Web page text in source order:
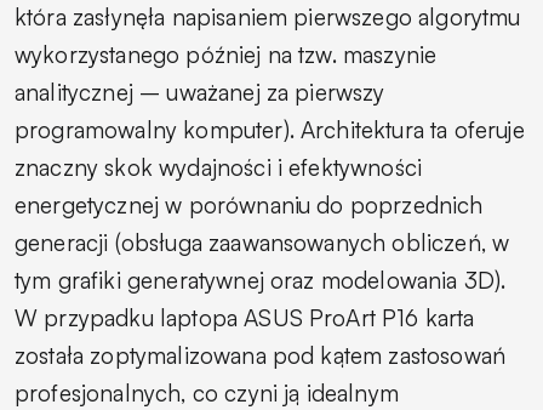
która zasłynęła napisaniem pierwszego algorytmu
wykorzystanego później na tzw. maszynie
analitycznej – uważanej za pierwszy
programowalny komputer). Architektura ta oferuje
znaczny skok wydajności i efektywności
energetycznej w porównaniu do poprzednich
generacji (obsługa zaawansowanych obliczeń, w
tym grafiki generatywnej oraz modelowania 3D).
W przypadku laptopa ASUS ProArt P16 karta
została zoptymalizowana pod kątem zastosowań
profesjonalnych, co czyni ją idealnym